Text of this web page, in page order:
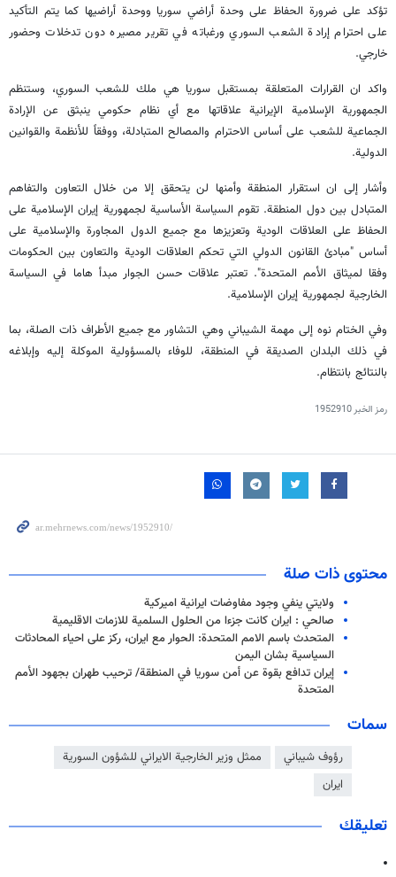
تؤكد على ضرورة الحفاظ على وحدة أراضي سوريا ووحدة أراضيها كما يتم التأكيد
على احترام إرادة الشعب السوري ورغباته في تقرير مصيره دون تدخلات وحضور
خارجي.
واكد ان القرارات المتعلقة بمستقبل سوريا هي ملك للشعب السوري، وستنظم
الجمهورية الإسلامية الإيرانية علاقاتها مع أي نظام حكومي ينبثق عن الإرادة
الجماعية للشعب على أساس الاحترام والمصالح المتبادلة، ووفقاً للأنظمة والقوانين
الدولية.
وأشار إلى ان استقرار المنطقة وأمنها لن يتحقق إلا من خلال التعاون والتفاهم
المتبادل بين دول المنطقة. تقوم السياسة الأساسية لجمهورية إيران الإسلامية على
الحفاظ على العلاقات الودية وتعزيزها مع جميع الدول المجاورة والإسلامية على
أساس "مبادئ القانون الدولي التي تحكم العلاقات الودية والتعاون بين الحكومات
وفقا لميثاق الأمم المتحدة". تعتبر علاقات حسن الجوار مبدأ هاما في السياسة
الخارجية لجمهورية إيران الإسلامية.
وفي الختام نوه إلى مهمة الشيباني وهي التشاور مع جميع الأطراف ذات الصلة، بما
في ذلك البلدان الصديقة في المنطقة، للوفاء بالمسؤولية الموكلة إليه وإبلاغه
بالنتائج بانتظام.
رمز الخبر1952910
محتوى ذات صلة
ولايتي ينفي وجود مفاوضات ايرانية اميركية
صالحي : ايران كانت جزءا من الحلول السلمية للازمات الاقليمية
المتحدث باسم الامم المتحدة: الحوار مع ايران، ركز على احياء المحادثات
السياسية بشان اليمن
إيران تدافع بقوة عن أمن سوريا في المنطقة/ ترحيب طهران بجهود الأمم
المتحدة
سمات
رؤوف شيباني
ممثل وزير الخارجية الايراني للشؤون السورية
ايران
تعليقك